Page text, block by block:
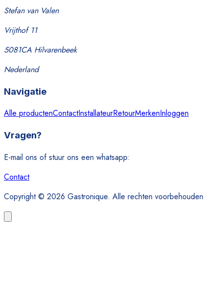
Stefan van Valen
Vrijthof 11
5081CA Hilvarenbeek
Nederland
Navigatie
Alle productenContactInstallateurRetourMerkenInloggen
Vragen?
E-mail ons of stuur ons een whatsapp:
Contact
Copyright © 2026 Gastronique. Alle rechten voorbehouden